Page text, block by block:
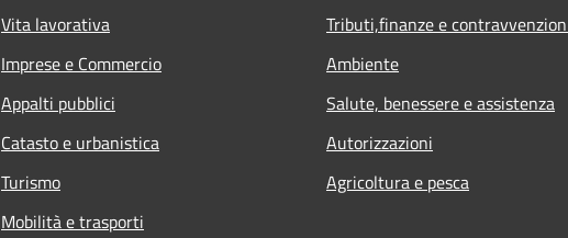
Vita lavorativa
Imprese e Commercio
Appalti pubblici
Catasto e urbanistica
Turismo
Mobilità e trasporti
Tributi,finanze e
Ambiente
Salute, benessere e assistenza
Autorizzazioni
Agricoltura e pesca